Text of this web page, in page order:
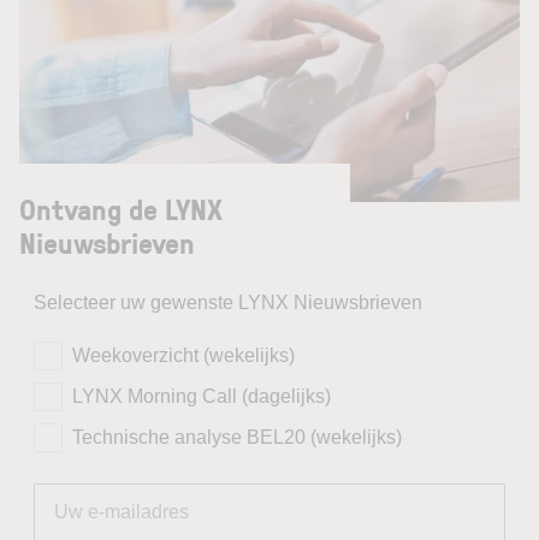
Ontvang de LYNX
Nieuwsbrieven
Selecteer uw gewenste LYNX Nieuwsbrieven
Weekoverzicht (wekelijks)
LYNX Morning Call (dagelijks)
Technische analyse BEL20 (wekelijks)